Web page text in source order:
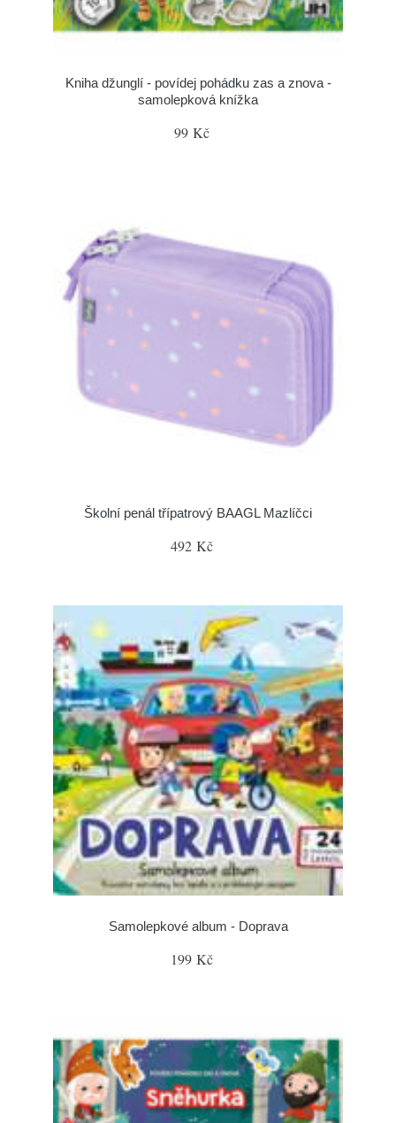
Kniha džunglí - povídej pohádku zas a znova -
samolepková knížka
99 Kč
Školní penál třípatrový BAAGL Mazlíčci
492 Kč
Samolepkové album - Doprava
199 Kč